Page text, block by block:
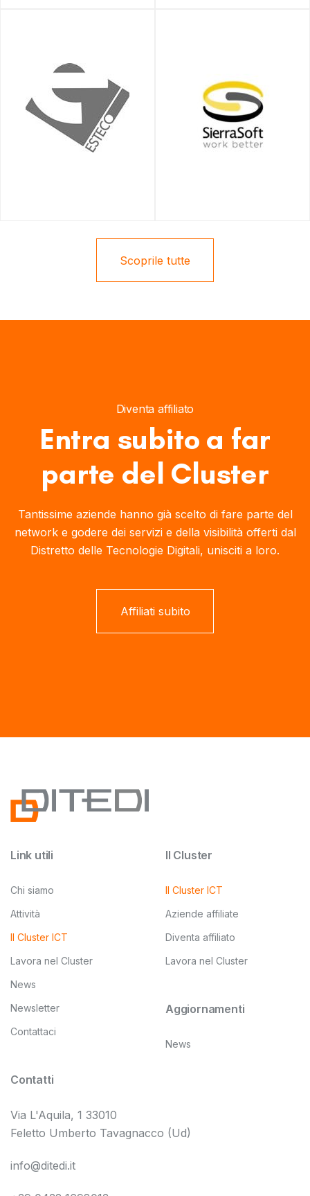
Scoprile tutte
Diventa affiliato
Entra subito a far
parte del Cluster
Tantissime aziende hanno già scelto di fare parte del
network e godere dei servizi e della visibilità offerti dal
Distretto delle Tecnologie Digitali, unisciti a loro.
Affiliati subito
Link utili
Chi siamo
Attività
Il Cluster ICT
Lavora nel Cluster
News
Newsletter
Contattaci
Il Cluster
Il Cluster ICT
Aziende affiliate
Diventa affiliato
Lavora nel Cluster
Aggiornamenti
News
Contatti
Via L'Aquila, 1 33010
Feletto Umberto Tavagnacco (Ud)
info@ditedi.it